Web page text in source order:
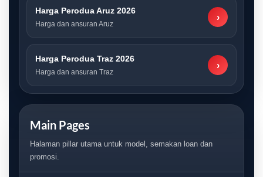
Harga Perodua Aruz 2026
Harga dan ansuran Aruz
›
Harga Perodua Traz 2026
Harga dan ansuran Traz
›
Main Pages
Halaman pillar utama untuk model, semakan loan dan
promosi.